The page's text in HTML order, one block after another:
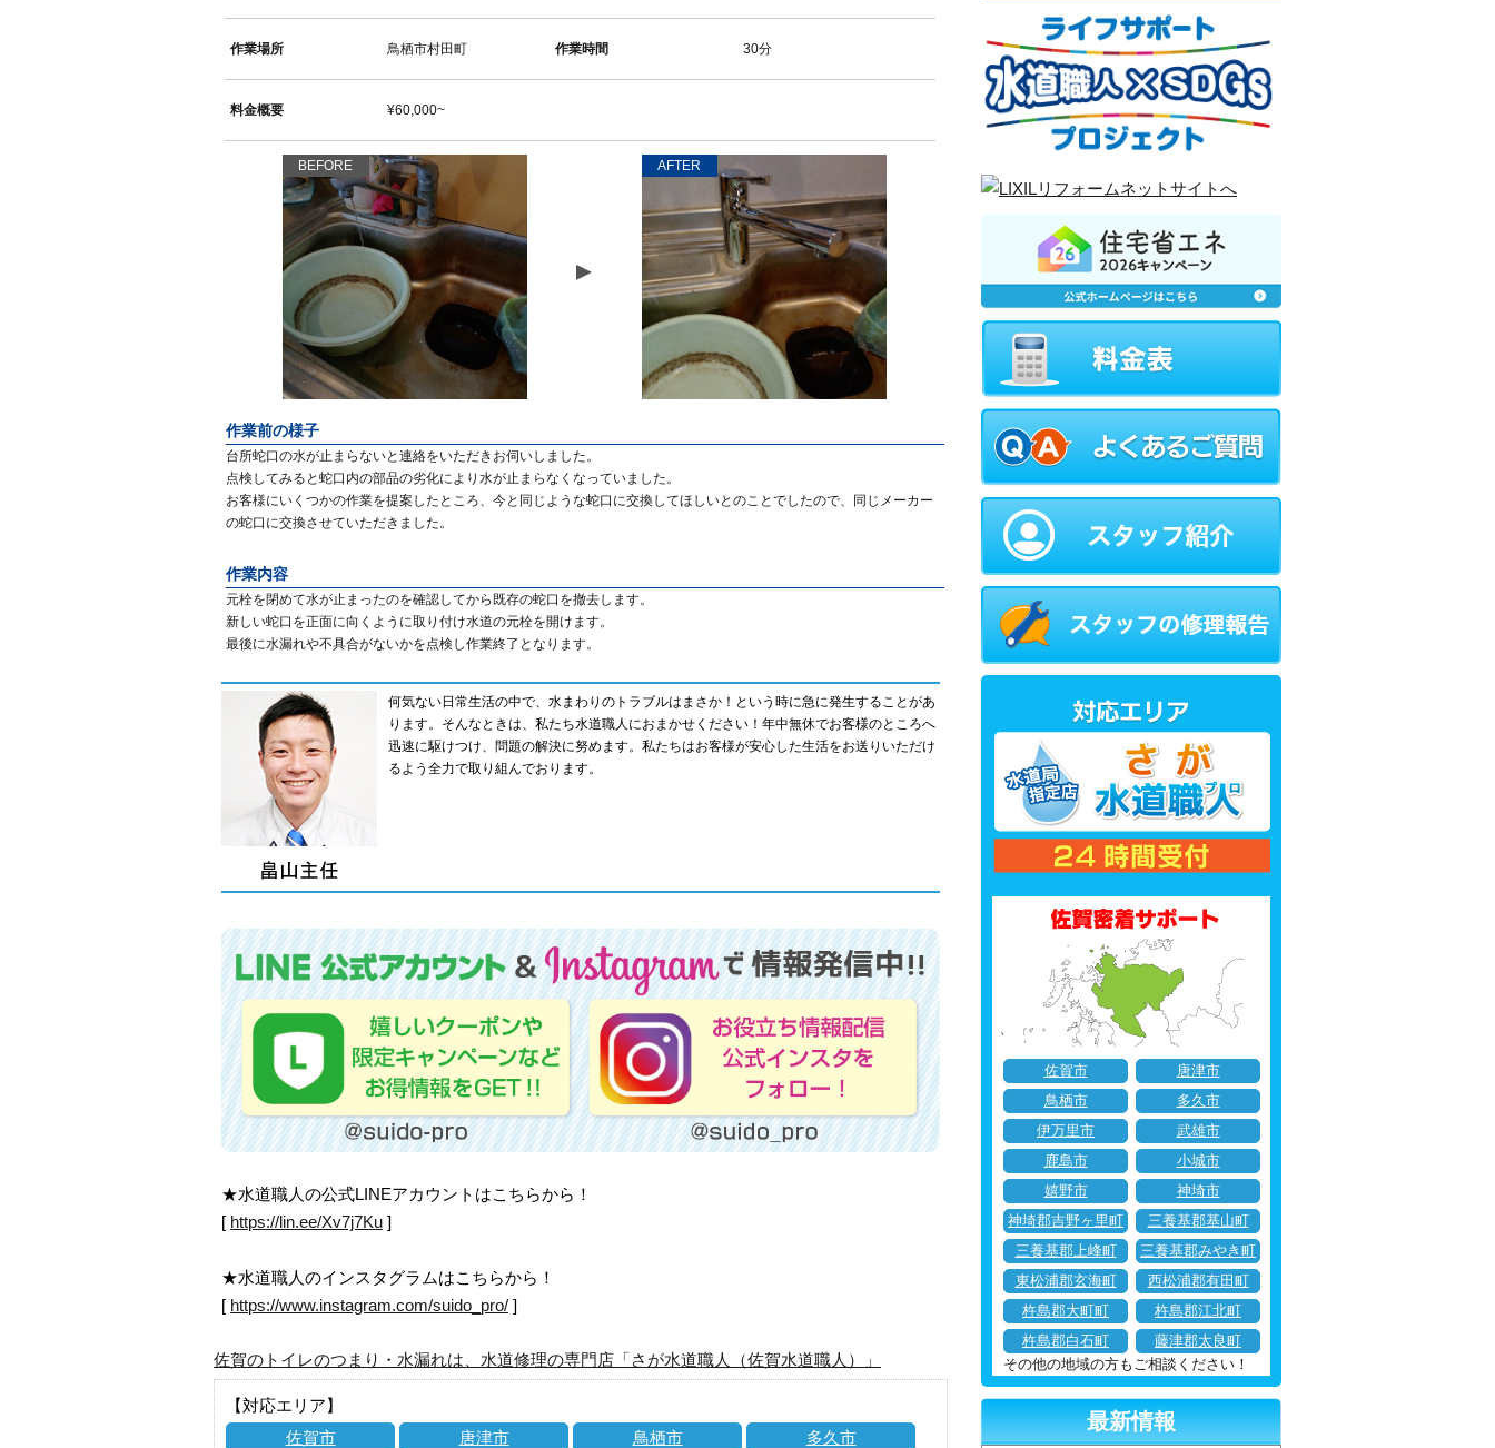
作業場所 鳥栖市村田町 作業時間 30分
料金概要 ¥60,000~
BEFORE AFTER
作業前の様子
台所蛇口の水が止まらないと連絡をいただきお伺いしました。
点検してみると蛇口内の部品の劣化により水が止まらなくなっていました。
お客様にいくつかの作業を提案したところ、今と同じような蛇口に交換してほしいとのことでしたので、同じメーカー
の蛇口に交換させていただきました。
作業内容
元栓を閉めて水が止まったのを確認してから既存の蛇口を撤去します。
新しい蛇口を正面に向くように取り付け水道の元栓を開けます。
最後に水漏れや不具合がないかを点検し作業終了となります。
何気ない日常生活の中で、水まわりのトラブルはまさか！という時に急に発生することがあ
ります。そんなときは、私たち水道職人におまかせください！年中無休でお客様のところへ
迅速に駆けつけ、問題の解決に努めます。私たちはお客様が安心した生活をお送りいただけ
るよう全力で取り組んでおります。
★水道職人の公式LINEアカウントはこちらから！
[ https://lin.ee/Xv7j7Ku ]
★水道職人のインスタグラムはこちらから！
[ https://www.instagram.com/suido_pro/ ]
佐賀のトイレのつまり・水漏れは、水道修理の専門店「さが水道職人（佐賀水道職人）」
【対応エリア】
佐賀市
唐津市 鳥栖市
多久市
佐賀市
唐津市
鳥栖市
多久市
伊万里市
武雄市
鹿島市
小城市
嬉野市
神埼市
神埼郡吉野ヶ里町
三養基郡基山町
三養基郡上峰町
三養基郡みやき町
東松浦郡玄海町
西松浦郡有田町
杵島郡大町町
杵島郡江北町
杵島郡白石町
藤津郡太良町
その他の地域の方もご相談ください！
最新情報